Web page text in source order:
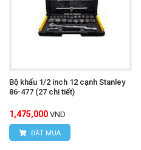
Bộ khẩu 1/2 inch 12 cạnh Stanley
86-477 (27 chi tiết)
1,475,000 VND
ĐẶT MUA